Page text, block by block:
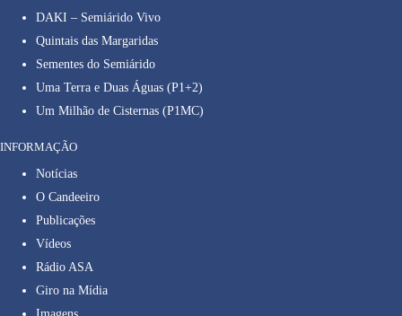
DAKI – Semiárido Vivo
Quintais das Margaridas
Sementes do Semiárido
Uma Terra e Duas Águas (P1+2)
Um Milhão de Cisternas (P1MC)
INFORMAÇÃO
Notícias
O Candeeiro
Publicações
Vídeos
Rádio ASA
Giro na Mídia